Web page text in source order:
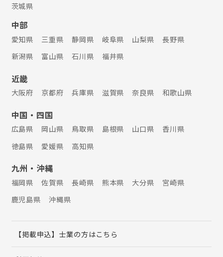
茨城県
中部
愛知県 三重県 静岡県 岐阜県 山梨県
長野県
新潟県
富山県 石川県 福井県
近畿
大阪府 京都府 兵庫県 滋賀県 奈良県 和歌山県
中国・四国
広島県 岡山県 鳥取県 島根県 山口県
香川県
徳島県
愛媛県 高知県
九州・沖縄
福岡県 佐賀県 長崎県 熊本県 大分県
宮崎県
鹿児島県
沖縄県
【掲載申込】士業の方はこちら